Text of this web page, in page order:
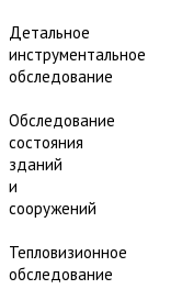
Детальное
инструментальное
обследование
Обследование
состояния
зданий
и
сооружений
Тепловизионное
обследование